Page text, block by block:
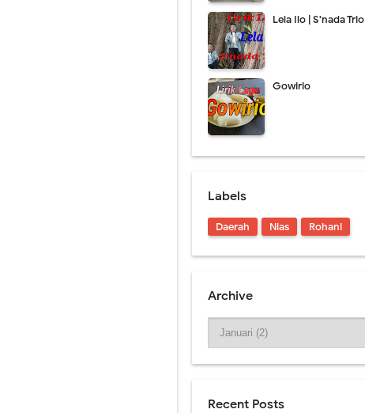
Lela Ilo | S'nada Trio
Gowirio
Labels
Daerah Nias Rohani
Archive
Recent Posts